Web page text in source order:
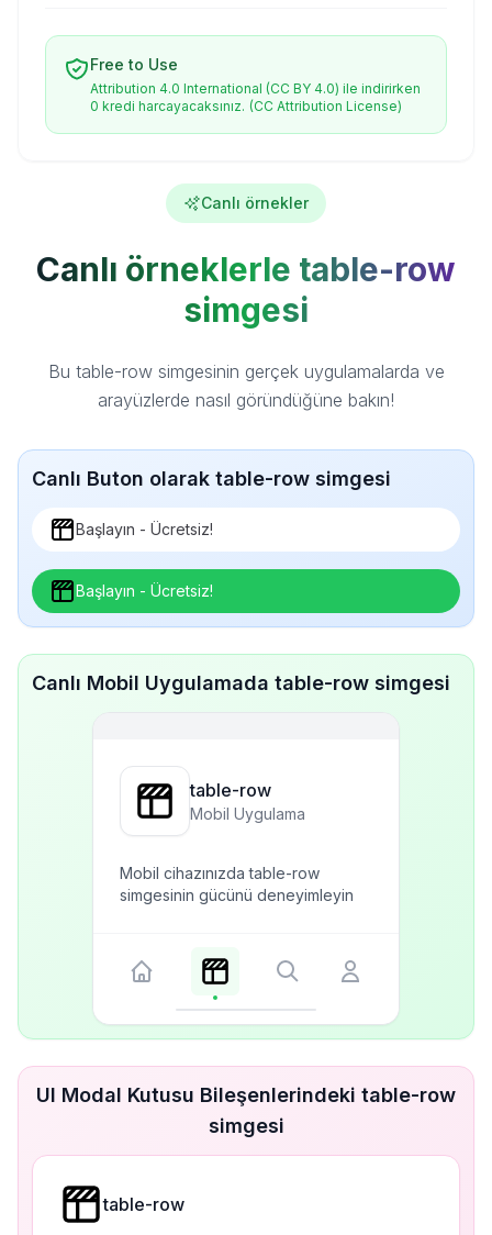
Free to Use
Attribution 4.0 International (CC BY 4.0) ile indirirken
0 kredi harcayacaksınız. (CC Attribution License)
Canlı örnekler
Canlı örneklerle table-row
simgesi
Bu table-row simgesinin gerçek uygulamalarda ve
arayüzlerde nasıl göründüğüne bakın!
Canlı Buton olarak table-row simgesi
Başlayın - Ücretsiz!
Başlayın - Ücretsiz!
Canlı Mobil Uygulamada table-row simgesi
table-row
Mobil Uygulama
Mobil cihazınızda table-row
simgesinin gücünü deneyimleyin
UI Modal Kutusu Bileşenlerindeki table-row
simgesi
table-row